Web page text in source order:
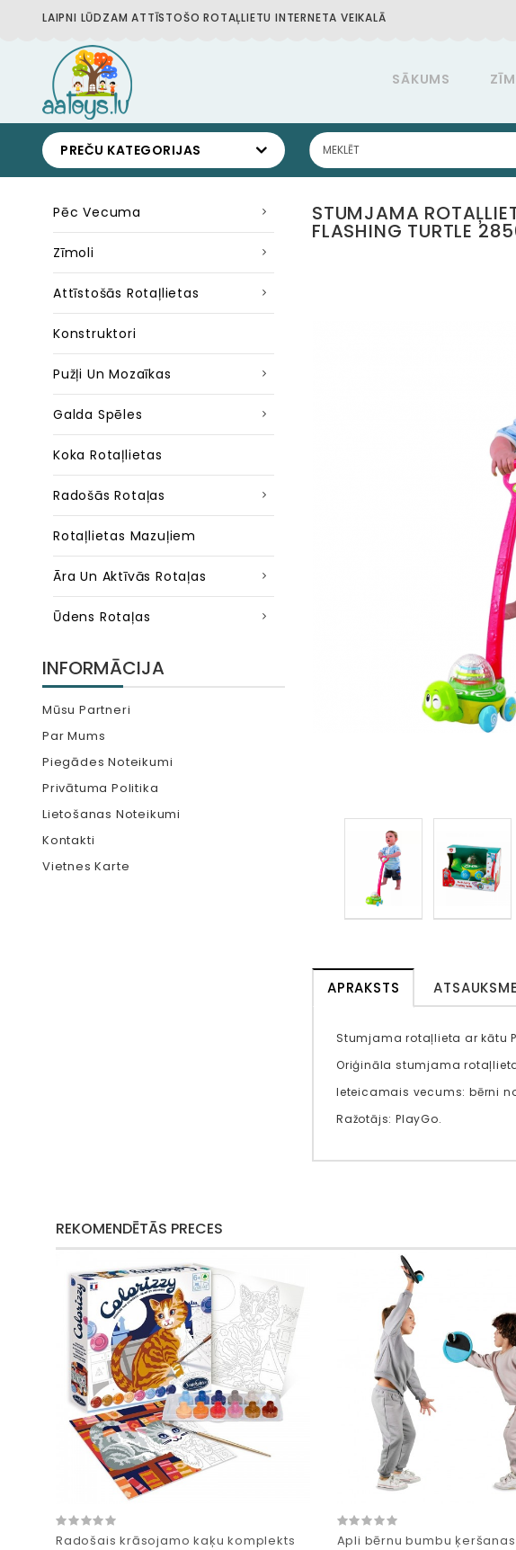
LAIPNI LŪDZAM ATTĪSTOŠO ROTAĻLIETU INTERNETA VEIKALĀ
SĀKUMS
PREČU KATEGORIJAS
Pēc Vecuma
Zīmoli
Attīstošās Rotaļlietas
Konstruktori
Pužļi Un Mozaīkas
Galda Spēles
Koka Rotaļlietas
Radošās Rotaļas
Rotaļlietas Mazuļiem
Āra Un Aktīvās Rotaļas
Ūdens Rotaļas
INFORMĀCIJA
Mūsu Partneri
Par Mums
Piegādes Noteikumi
Privātuma Politika
Lietošanas Noteikumi
Kontakti
Vietnes Karte
STUMJAMA
FLASHING TURTLE
APRAKSTS
Stumjama rotaļlieta ar kātu
Oriģināla stumjama
Ieteicamais vecums: bērni
Ražotājs: PlayGo.
REKOMENDĒTĀS PRECES
Radošais krāsojamo kaķu komplekts
Apli bērnu bumbu